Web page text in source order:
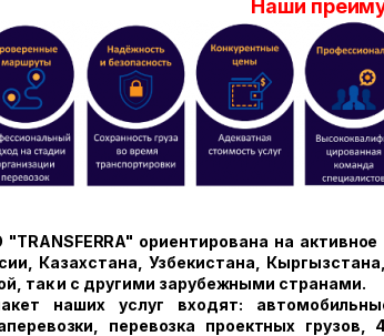
Наши
ориентирована на
Казахстана, Узбекистана,
так и с другими зарубежными странами.
наших услуг входят:
перевозка проектных грузов,